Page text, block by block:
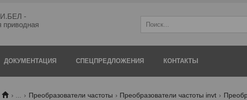
-
приводная
ДОКУМЕНТАЦИЯ СПЕЦПРЕДЛОЖЕНИЯ КОНТАКТЫ
... Преобразователи частоты Преобразователи частоты invt